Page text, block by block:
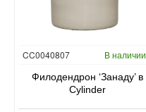
CC0040807 В наличии
Филодендрон ‘Занаду’ в
Cylinder